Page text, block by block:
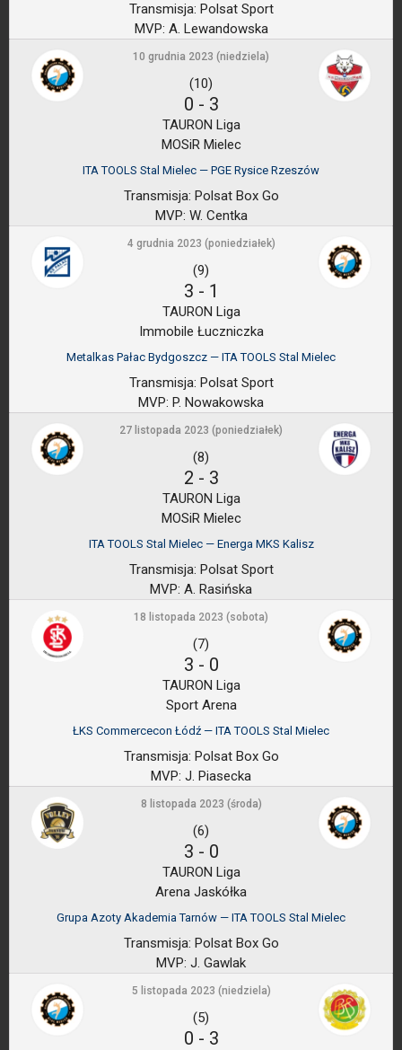
Transmisja: Polsat Sport
MVP: A. Lewandowska
10 grudnia 2023 (niedziela)
(10)
0 - 3
TAURON Liga
MOSiR Mielec
ITA TOOLS Stal Mielec — PGE Rysice Rzeszów
Transmisja: Polsat Box Go
MVP: W. Centka
4 grudnia 2023 (poniedziałek)
(9)
3 - 1
TAURON Liga
Immobile Łuczniczka
Metalkas Pałac Bydgoszcz — ITA TOOLS Stal Mielec
Transmisja: Polsat Sport
MVP: P. Nowakowska
27 listopada 2023 (poniedziałek)
(8)
2 - 3
TAURON Liga
MOSiR Mielec
ITA TOOLS Stal Mielec — Energa MKS Kalisz
Transmisja: Polsat Sport
MVP: A. Rasińska
18 listopada 2023 (sobota)
(7)
3 - 0
TAURON Liga
Sport Arena
ŁKS Commercecon Łódź — ITA TOOLS Stal Mielec
Transmisja: Polsat Box Go
MVP: J. Piasecka
8 listopada 2023 (środa)
(6)
3 - 0
TAURON Liga
Arena Jaskółka
Grupa Azoty Akademia Tarnów — ITA TOOLS Stal Mielec
Transmisja: Polsat Box Go
MVP: J. Gawlak
5 listopada 2023 (niedziela)
(5)
0 - 3